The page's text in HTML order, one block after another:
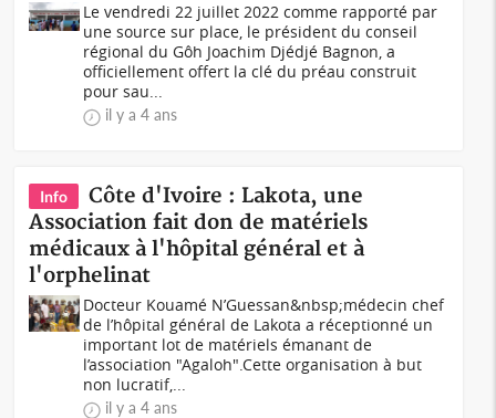
Le vendredi 22 juillet 2022 comme rapporté par
une source sur place, le président du conseil
régional du Gôh Joachim Djédjé Bagnon, a
officiellement offert la clé du préau construit
pour sau...
il y a 4 ans
Info
Côte d'Ivoire : Lakota, une
Association fait don de matériels
médicaux à l'hôpital général et à
l'orphelinat
Docteur Kouamé N’Guessan&nbsp;médecin chef
de l’hôpital général de Lakota a réceptionné un
important lot de matériels émanant de
l’association "Agaloh".Cette organisation à but
non lucratif,...
il y a 4 ans